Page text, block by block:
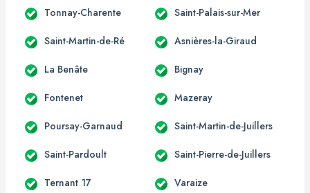
Tonnay-Charente Saint-Palais-sur-Mer
Saint-Martin-de-Ré Asnières-la-Giraud
La Benâte Bignay
Fontenet Mazeray
Poursay-Garnaud Saint-Martin-de-Juillers
Saint-Pardoult Saint-Pierre-de-Juillers
Ternant 17 Varaize